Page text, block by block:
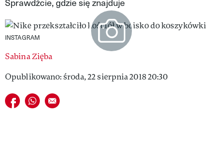
VIVA!PEOPLE POWER
VIVA!ITAKA
MAGAZYN VIVA!
INSTAGRAM
Sabina Zięba
Opublikowano: środa, 22 sierpnia 2018 20:30
Udostępnij na facebook
Udostępnij na whatsapp
E-mail do przyjaciela